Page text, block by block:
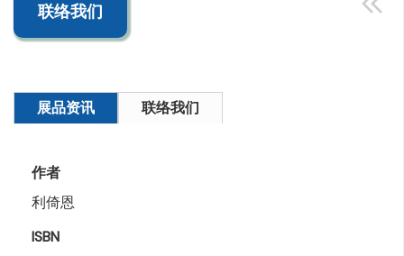
联络我们
展品资讯 联络我们
作者
利倚恩
ISBN